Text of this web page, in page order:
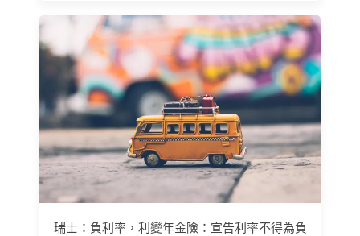
瑞士：負利率，利變年金險：宣告利率不得為負